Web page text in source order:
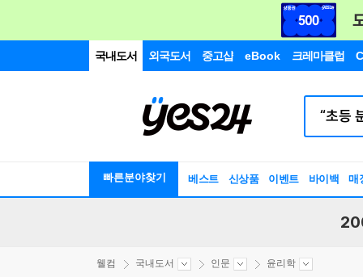
국내도서 외국도서 중고샵 eBook 크레마클럽
빠른분야찾기 베스트 신상품 이벤트 바이백 매
웰컴 국내도서 인문 윤리학